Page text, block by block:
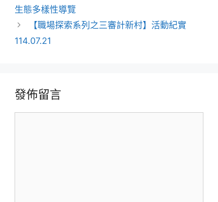
生態多樣性導覽
【職場探索系列之三審計新村】活動紀實
114.07.21
發佈留言